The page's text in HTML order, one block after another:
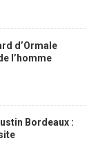
d’Ormale
l’homme
Bordeaux :